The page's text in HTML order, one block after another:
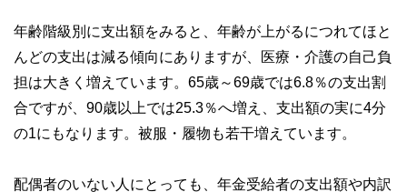
年齢階級別に支出額をみると、年齢が上がるにつれてほと
んどの支出は減る傾向にありますが、医療・介護の自己負
担は大きく増えています。65歳～69歳では6.8％の支出割
合ですが、90歳以上では25.3％へ増え、支出額の実に4分
の1にもなります。被服・履物も若干増えています。
配偶者のいない人にとっても、年金受給者の支出額や内訳